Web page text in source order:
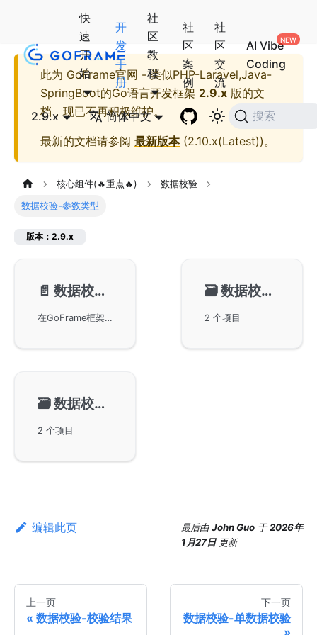
快
速
开
始
开
发
手
册
社
区
教
程
社
区
案
例
社
区
交
流
AI Vibe
Coding
2.9.x 简体中文 搜索
此为 GoFrame官网 - 类似PHP-Laravel,Java-
SpringBoot的Go语言开发框架 2.9.x 版的文
档，现已不再积极维护。
最新的文档请参阅 最新版本(2.10.x(Latest))。
核心组件(🔥重点🔥) 数据校验
数据校验-参数类型
版本：2.9.x
📄️ 数据校验-单数据校验
在GoFrame框架中如何进行单数据校验。它讨论了通过Data方法指定被校验数据，以及通过Rule方法指定校验规则的使用方法。实例演示了校验数据长度、数据类型和大小、以及正则表达式校验等不同的校验场景，包括如何应用多个自定义错误提示。
🗃️数据校验-Map校验
2 个项目
🗃️数据校验-Struct校验
2 个项目
编辑此页 最后由John Guo 于2026年
1月27日 更新
上一页
数据校验-校验结果
下一页
数据校验-单数据校验